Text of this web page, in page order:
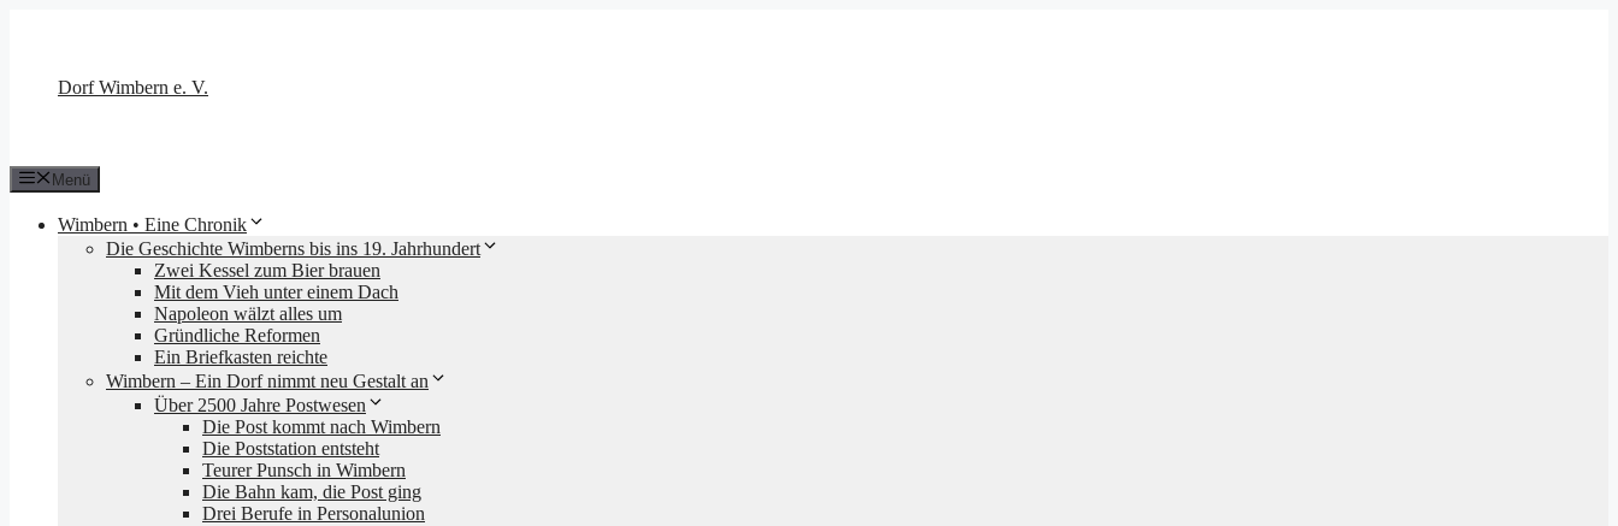
Dorf Wimbern e. V.
Menü
Wimbern • Eine Chronik
Die Geschichte Wimberns bis ins 19. Jahrhundert
Zwei Kessel zum Bier brauen
Mit dem Vieh unter einem Dach
Napoleon wälzt alles um
Gründliche Reformen
Ein Briefkasten reichte
Wimbern – Ein Dorf nimmt neu Gestalt an
Über 2500 Jahre Postwesen
Die Post kommt nach Wimbern
Die Poststation entsteht
Teurer Punsch in Wimbern
Die Bahn kam, die Post ging
Drei Berufe in Personalunion